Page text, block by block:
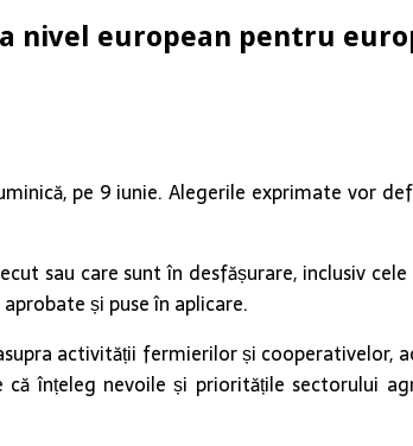
nivel european pentru
pe 9 iunie. Alegerile exprimate vor
sau care sunt în desfășurare, inclusiv
și puse în aplicare.
activității fermierilor și
înțeleg nevoile și prioritățile sectorului